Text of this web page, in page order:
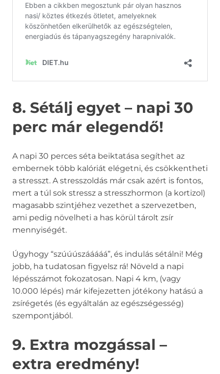
8. Sétálj egyet – napi 30
perc már elegendő!
A napi 30 perces séta beiktatása segíthet az
embernek több kalóriát elégetni, és csökkentheti
a stresszt. A stresszoldás már csak azért is fontos,
mert a túl sok stressz a stresszhormon (a kortizol)
magasabb szintjéhez vezethet a szervezetben,
ami pedig növelheti a has körül tárolt zsír
mennyiségét.
Úgyhogy “szúúúszááááá”, és indulás sétálni! Még
jobb, ha tudatosan figyelsz rá! Növeld a napi
lépésszámot fokozatosan. Napi 4 km, (vagy
10.000 lépés) már kifejezetten jótékony hatású a
zsírégetés (és egyáltalán az egészségesség)
szempontjából.
9. Extra mozgással –
extra eredmény!